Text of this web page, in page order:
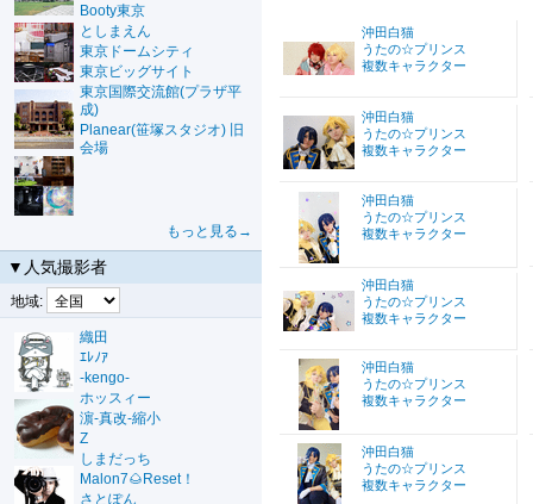
Booty東京
としまえん
東京ドームシティ
東京ビッグサイト
東京国際交流館(プラザ平
成)
Planear(笹塚スタジオ) 旧
会場
もっと見る→
▼人気撮影者
地域:
織田
ｴﾚﾉｱ
-kengo-
ホッスィー
濵-真改-縮小
Z
しまだっち
Malon7🌰Reset！
さとぽん
沖田白猫
うたの☆プリンス
複数キャラクター
沖田白猫
うたの☆プリンス
複数キャラクター
沖田白猫
うたの☆プリンス
複数キャラクター
沖田白猫
うたの☆プリンス
複数キャラクター
沖田白猫
うたの☆プリンス
複数キャラクター
沖田白猫
うたの☆プリンス
複数キャラクター